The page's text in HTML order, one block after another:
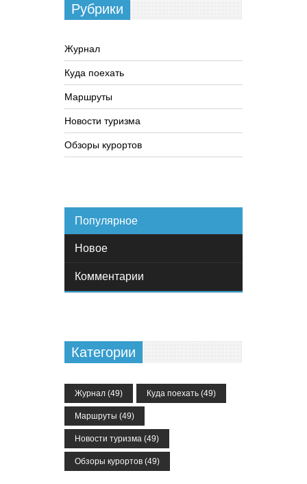
Рубрики
Журнал
Куда поехать
Маршруты
Новости туризма
Обзоры курортов
Популярное
Новое
Комментарии
Категории
Журнал (49) Куда поехать (49)
Маршруты (49)
Новости туризма (49)
Обзоры курортов (49)